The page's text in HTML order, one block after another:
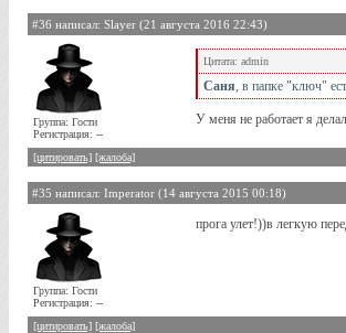
#36 написал: Slayer (21 августа 2016 22:43)
Группа: Гости
Регистрация: --
Цитата: admin
Саня , в папке "ключ"
У меня не работает я
[цитировать] [жалоба]
#35 написал: Imperator (14 августа 2015 00:18)
Группа: Гости
Регистрация: --
прога улет!))в легкую
[цитировать] [жалоба]